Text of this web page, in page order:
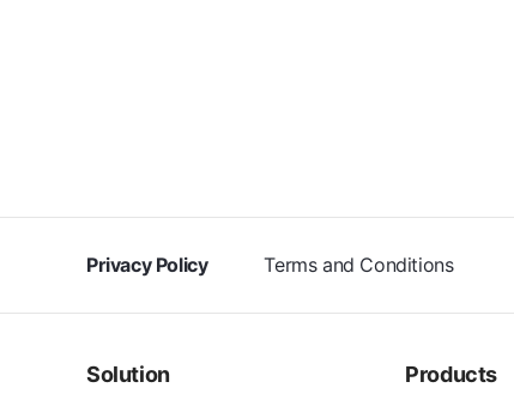
Privacy Policy Terms and Conditions
Solution Products